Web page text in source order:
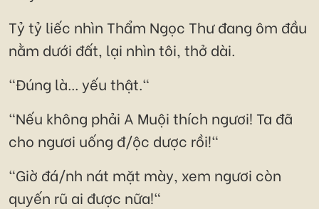
Tỷ tỷ liếc nhìn Thẩm Ngọc Thư đang ôm đầu
nằm dưới đất, lại nhìn tôi, thở dài.
"Đúng là... yếu thật."
"Nếu không phải A Muội thích ngươi! Ta đã
cho ngươi uống đ/ộc dược rồi!"
"Giờ đá/nh nát mặt mày, xem ngươi còn
quyến rũ ai được nữa!"